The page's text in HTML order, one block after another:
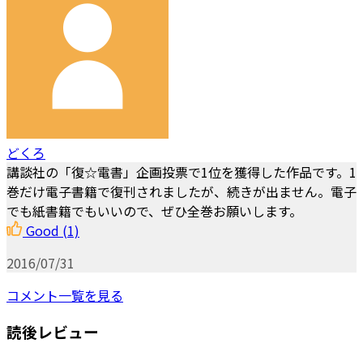
どくろ
講談社の「復☆電書」企画投票で1位を獲得した作品です。1
巻だけ電子書籍で復刊されましたが、続きが出ません。電子
でも紙書籍でもいいので、ぜひ全巻お願いします。
Good (1)
2016/07/31
コメント一覧を見る
読後レビュー